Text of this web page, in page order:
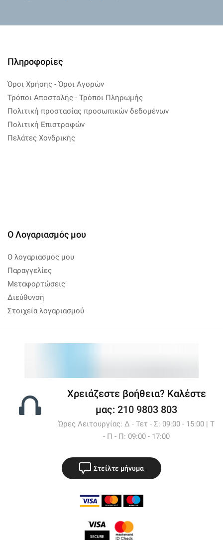
Πληροφορίες
Όροι Χρήσης - Όροι Αγορών
Τρόποι Αποστολής - Τρόποι Πληρωμής
Πολιτική προστασίας προσωπικών δεδομένων
Πολιτική Επιστροφών
Πελάτες Χονδρικής
Ο Λογαριασμός μου
Ο λογαριασμός μου
Παραγγελίες
Μεταφορτώσεις
Διεύθυνση
Στοιχεία λογαριασμού
Χρειάζεστε βοήθεια? Καλέστε
μας: 210 9803 803
Ώρες Λειτουργίας: Δ - Τετ - Σ: 09:00 - 15:00 | Τ
- Π - Π: 09:00 - 17:00
Στείλτε μήνυμα